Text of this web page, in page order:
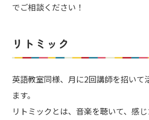
でご相談ください！
リトミック
英語教室同様、月に2回講師を招いて
ます。
リトミックとは、音楽を聴いて、感